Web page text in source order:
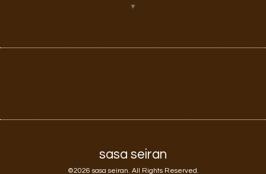
▼
sasa seiran
©2026 sasa seiran. All Rights Reserved.